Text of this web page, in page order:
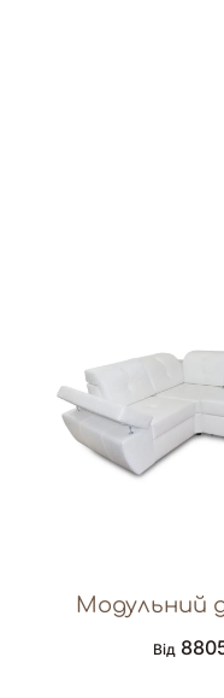
Модульний
Від